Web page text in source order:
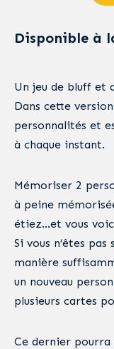
Disponible à
Un jeu de bluff et
Dans cette
personnalités et
à chaque instant.
Mémoriser 2
à peine
étiez…et vous
Si vous n’êtes
manière
un nouveau
plusieurs cartes
Ce dernier